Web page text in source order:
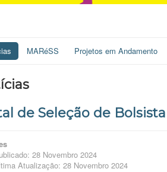
MARéSS Projetos em Andamento
de Seleção de Bolsista
28 Novembro 2024
Atualização: 28 Novembro 2024